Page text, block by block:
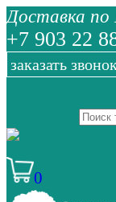
Доставка по
+7 903 22
заказать
0